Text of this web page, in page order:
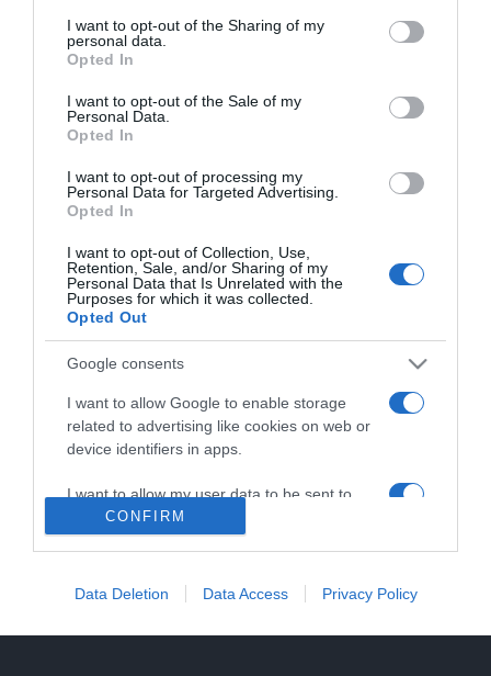
not limited to your visit or usage behaviour. You may click to
grant or deny consent to Google and its third-party tags to
use your data for below specified purposes in below Google
consent section.
I want to opt-out of the Sharing of my
personal data.
Opted In
I want to opt-out of the Sale of my
Personal Data.
Opted In
I want to opt-out of processing my
Personal Data for Targeted Advertising.
Opted In
I want to opt-out of Collection, Use,
Retention, Sale, and/or Sharing of my
Personal Data that Is Unrelated with the
Purposes for which it was collected.
Opted Out
Google consents
I want to allow Google to enable storage
related to advertising like cookies on web or
device identifiers in apps.
I want to allow my user data to be sent to
Google for online advertising purposes.
personalized advertising.
CONFIRM
Data Deletion Data Access Privacy Policy
μια παράσταση για φίλους και οικογένεια.
Θα εξερευνήσουμε λεπτομερώς το θεατρικό πλαίσιο του
Θα μελετήσουμε και θα αυτοσχεδιάσουμε.
Θα κατανοήσουμε το τόξο του χαρακτήρα σας κατά τη
διάρκεια του έργου και πώς να τον εκφράσουμε.
Θα αναπτύξουμε περισσότερη εμπιστοσύνη στο σώμα,
στη φωνή και σε όλα τα εκφραστικά μας μέσα.
Θα κάνουμε μία διαδρομή ευφάνταστη και αρκετά μεγάλη!
Ξεκινάει αρχές-μέσα Οκτώβρη και κάθε Σάββατο για 2
ώρες.
πρόγραμμα υποκριτικής σεμιναριακού ύφους και
περισσότερων ωρών μπορεί να ανατρέξει
https://sxolitheatrou.gr/short-program-ipokritikis/
στο 6982792112.
Τα πεδία που είναι επισημασμένα με
είναι
Email*
Δεν στέλνουμε spam! Διαβάστε την πολιτική απορρήτου
μας για περισσότερες λεπτομέρειες.